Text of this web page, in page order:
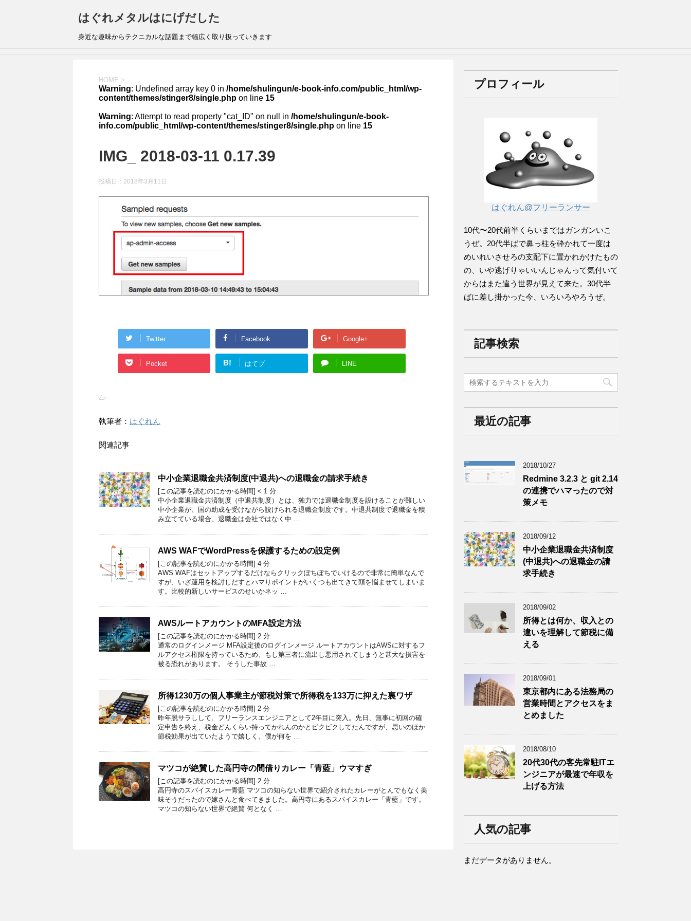
はぐれメタルはにげだした
身近な趣味からテクニカルな話題まで幅広く取り扱っていきます
HOME >
Warning: Undefined array key 0 in /home/shulingun/e-book-info.com/public_html/wp-
content/themes/stinger8/single.php on line 15
Warning: Attempt to read property "cat_ID" on null in /home/shulingun/e-book-
info.com/public_html/wp-content/themes/stinger8/single.php on line 15
IMG_ 2018-03-11 0.17.39
投稿日： 2018年3月11日
Twitter Facebook Google+
Pocket B! はてブ LINE
-
執筆者： はぐれん
関連記事
中小企業退職金共済制度(中退共)への退職金の請求手続き
[この記事を読むのにかかる時間] < 1 分
中小企業退職金共済制度（中退共制度）とは、独力では退職金制度を設けることが難しい
中小企業が、国の助成を受けながら設けられる退職金制度です。中退共制度で退職金を積
み立てている場合、退職金は会社ではなく中 …
AWS WAFでWordPressを保護するための設定例
[この記事を読むのにかかる時間] 4 分
AWS WAFはセットアップするだけならクリックぽちぽちでいけるので非常に簡単なんで
すが、いざ運用を検討しだすとハマりポイントがいくつも出てきて頭を悩ませてしまいま
す。比較的新しいサービスのせいかネッ …
AWSルートアカウントのMFA設定方法
[この記事を読むのにかかる時間] 2 分
通常のログインメージ MFA設定後のログインメージ ルートアカウントはAWSに対するフ
ルアクセス権限を持っているため、もし第三者に流出し悪用されてしまうと甚大な損害を
被る恐れがあります。 そうした事故 …
所得1230万の個人事業主が節税対策で所得税を133万に抑えた裏ワザ
[この記事を読むのにかかる時間] 2 分
昨年脱サラしして、フリーランスエンジニアとして2年目に突入。先日、無事に初回の確
定申告を終え、税金どんくらい持ってかれんのかとビクビクしてたんですが、思いのほか
節税効果が出ていたようで嬉しく。僕が何を …
マツコが絶賛した高円寺の間借りカレー「青藍」ウマすぎ
[この記事を読むのにかかる時間] 2 分
高円寺のスパイスカレー青藍 マツコの知らない世界で紹介されたカレーがとんでもなく美
味そうだったので嫁さんと食べてきました。高円寺にあるスパイスカレー「青藍」です。
マツコの知らない世界で絶賛 何となく …
プロフィール
はぐれん@フリーランサー
10代〜20代前半くらいまではガンガンいこ
うぜ。20代半ばで鼻っ柱を砕かれて一度は
めいれいさせろの支配下に置かれかけたもの
の、いや逃げりゃいいんじゃんって気付いて
からはまた違う世界が見えて来た。30代半
ばに差し掛かった今、いろいろやろうぜ。
記事検索
最近の記事
2018/10/27
Redmine 3.2.3 と git 2.14
の連携でハマったので対
策メモ
2018/09/12
中小企業退職金共済制度
(中退共)への退職金の請
求手続き
2018/09/02
所得とは何か、収入との
違いを理解して節税に備
える
2018/09/01
東京都内にある法務局の
営業時間とアクセスをま
とめました
2018/08/10
20代30代の客先常駐ITエ
ンジニアが最速で年収を
上げる方法
人気の記事
まだデータがありません。